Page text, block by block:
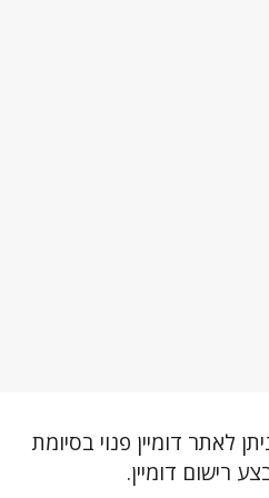
לאתר דומיין פנוי בסיומת
רישום דומיין.